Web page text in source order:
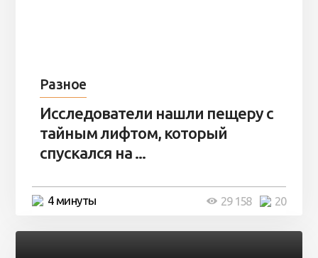
Разное
Исследователи нашли пещеру с
тайным лифтом, который
спускался на ...
4 минуты 20
29 158